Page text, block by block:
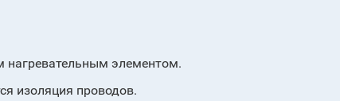
нагревательным элементом.
изоляция проводов.